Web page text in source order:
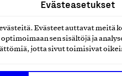
Evästeasetukset
Evästeet auttavat meitä
sen sisältöjä ja
jotta sivut toimisivat